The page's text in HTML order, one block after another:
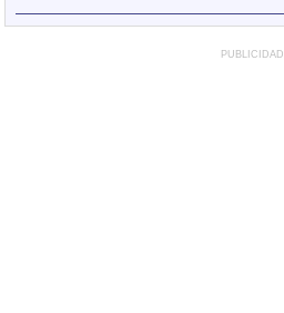
PUBLICIDAD